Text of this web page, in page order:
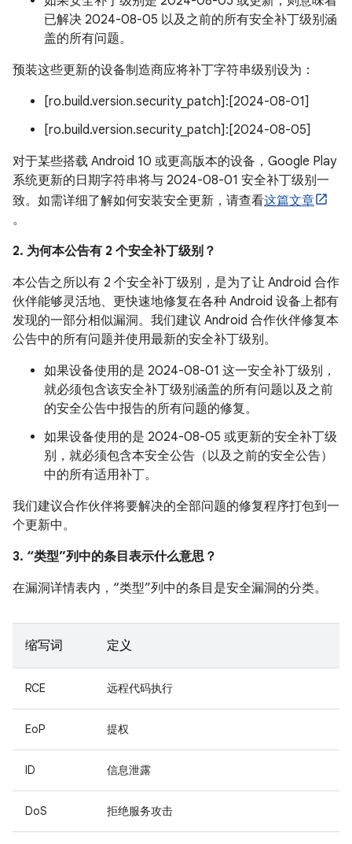
已解决 2024-08-05 以及之前的所有安全补丁级别涵
盖的所有问题。
预装这些更新的设备制造商应将补丁字符串级别设为：
[ro.build.version.security_patch]:[2024-08-01]
[ro.build.version.security_patch]:[2024-08-05]
对于某些搭载 Android 10 或更高版本的设备，Google Play
系统更新的日期字符串将与 2024-08-01 安全补丁级别一
致。如需详细了解如何安装安全更新，请查看这篇文章
。
2. 为何本公告有 2 个安全补丁级别？
本公告之所以有 2 个安全补丁级别，是为了让 Android 合作
伙伴能够灵活地、更快速地修复在各种 Android 设备上都有
发现的一部分相似漏洞。我们建议 Android 合作伙伴修复本
公告中的所有问题并使用最新的安全补丁级别。
如果设备使用的是 2024-08-01 这一安全补丁级别，
就必须包含该安全补丁级别涵盖的所有问题以及之前
的安全公告中报告的所有问题的修复。
如果设备使用的是 2024-08-05 或更新的安全补丁级
别，就必须包含本安全公告（以及之前的安全公告）
中的所有适用补丁。
我们建议合作伙伴将要解决的全部问题的修复程序打包到一
个更新中。
3. “类型”列中的条目表示什么意思？
在漏洞详情表内，“类型”列中的条目是安全漏洞的分类。
缩写词 定义
RCE 远程代码执行
EoP 提权
ID 信息泄露
DoS 拒绝服务攻击